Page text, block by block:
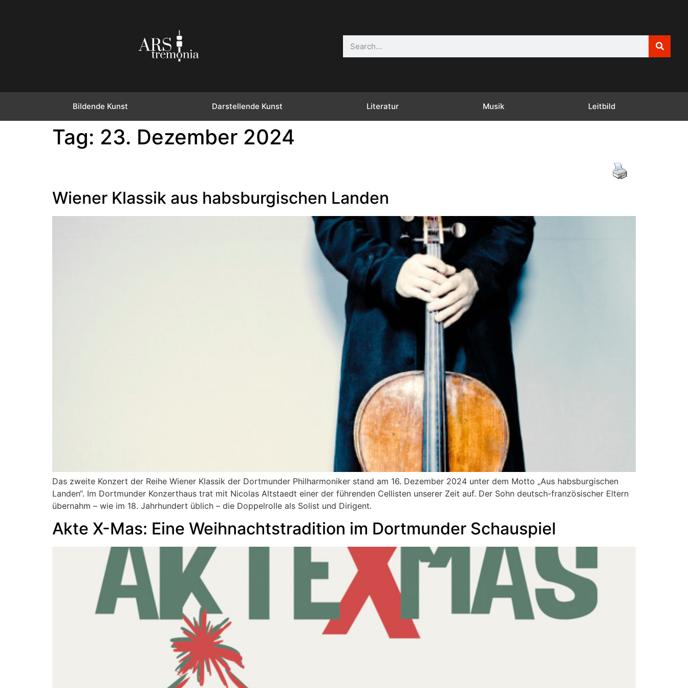
Bildende Kunst Darstellende Kunst Literatur Musik Leitbild
Tag: 23. Dezember 2024
Wiener Klassik aus habsburgischen Landen
Das zweite Konzert der Reihe Wiener Klassik der Dortmunder Philharmoniker stand am 16. Dezember 2024 unter dem Motto „Aus habsburgischen
Landen“. Im Dortmunder Konzerthaus trat mit Nicolas Altstaedt einer der führenden Cellisten unserer Zeit auf. Der Sohn deutsch-französischer Eltern
übernahm – wie im 18. Jahrhundert üblich – die Doppelrolle als Solist und Dirigent.
Akte X-Mas: Eine Weihnachtstradition im Dortmunder Schauspiel